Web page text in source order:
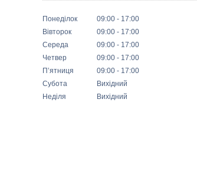
Понеділок 09:00
17:00
Вівторок
09:00
17:00
Середа
09:00
17:00
Четвер
09:00
17:00
Пʼятниця
09:00
17:00
Субота
Вихідний
Неділя
Вихідний